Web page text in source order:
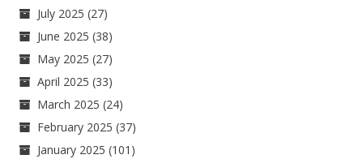
July 2025 (27)
June 2025 (38)
May 2025 (27)
April 2025 (33)
March 2025 (24)
February 2025 (37)
January 2025 (101)